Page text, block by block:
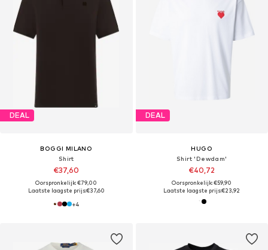
DEAL
BOGGI MILANO
Shirt
€37,60
Oorspronkelijk: €79,00
Laatste laagste prijs:€37,60
+4
DEAL
HUGO
Shirt 'Dewdam'
€40,72
Oorspronkelijk: €59,90
Laatste laagste prijs:€23,92